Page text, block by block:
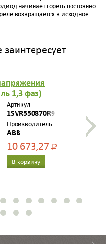
начинает гореть постоянно.
возвращается в исходное
1,3 фаз)
max с
AC )
Артикул
1SVR550870R9400
Производитель
ABB
10 673,27Р
В корзину